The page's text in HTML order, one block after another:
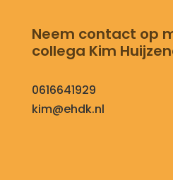
Neem contact op
collega Kim
0616641929
kim@ehdk.nl